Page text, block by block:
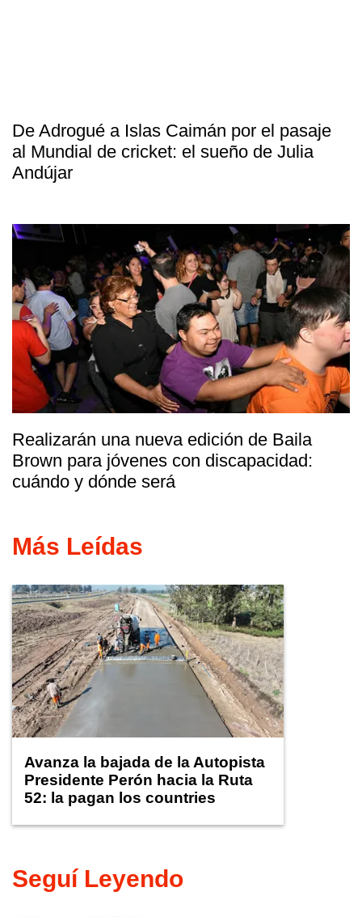
De Adrogué a Islas Caimán por el pasaje
al Mundial de cricket: el sueño de Julia
Andújar
Realizarán una nueva edición de Baila
Brown para jóvenes con discapacidad:
cuándo y dónde será
Más Leídas
Avanza la bajada de la Autopista
Presidente Perón hacia la Ruta
52: la pagan los countries
Seguí Leyendo